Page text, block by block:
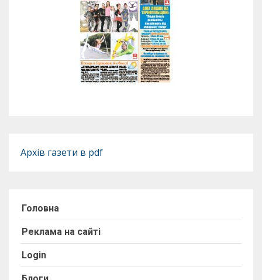
Архів газети в pdf
Головна
Реклама на сайті
Login